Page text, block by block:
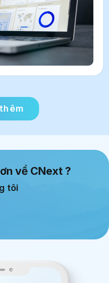
về CNext ?
tôi